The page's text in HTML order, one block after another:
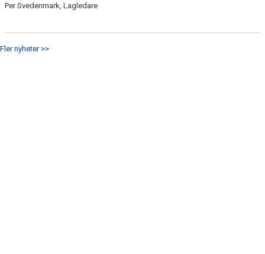
Per Svedenmark, Lagledare
Fler nyheter >>